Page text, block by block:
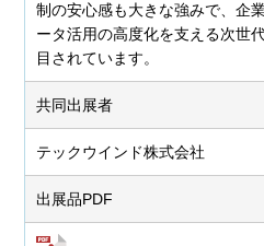
制の安心感も大きな強みで、企
ータ活用の高度化を支える次世
目されています。
共同出展者
テックウインド株式会社
出展品PDF